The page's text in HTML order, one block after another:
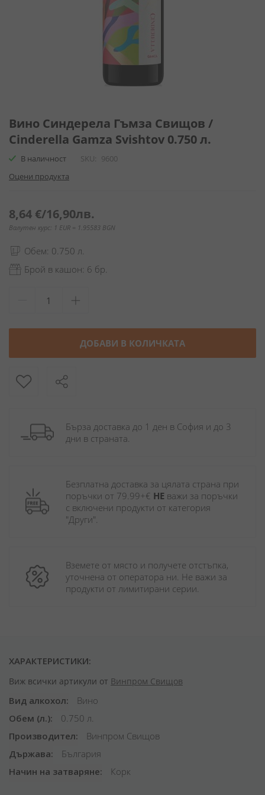
към
началото
на
галерия
снимки
Вино Синдерела Гъмза Свищов /
Cinderella Gamza Svishtov 0.750 л.
В наличност SKU
9600
Оцени продукта
8,64 €/16,90лв.
Валутен курс: 1 EUR = 1.95583 BGN
Обем: 0.750 л.
Брой в кашон: 6 бр.
ДОБАВИ В КОЛИЧКАТА
Бърза доставка до 1 ден в София и до 3
дни в страната.
Безплатна доставка за цялата страна при
поръчки от 79.99+€ НЕ важи за поръчки
с включени продукти от категория
"Други".
Вземете от място и получете отстъпка,
уточнена от оператора ни. Не важи за
продукти от лимитирани серии.
ХАРАКТЕРИСТИКИ:
Виж всички артикули от Винпром Свищов
Вид алкохол
Вино
Обем (л.)
0.750 л.
Производител
Винпром Свищов
Държава
България
Начин на затваряне
Корк